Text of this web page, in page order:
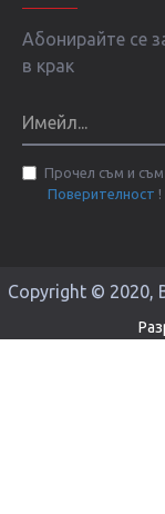
Абонирайте се
в крак
Прочел съм и съм
Поверителност !
Copyright © 2020,